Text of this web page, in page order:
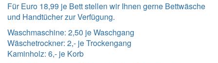
Für Euro 18,99 je Bett stellen wir Ihnen gerne Bettwäsche
und Handtücher zur Verfügung.
Waschmaschine: 2,50 je Waschgang
Wäschetrockner: 2,- je Trockengang
Kaminholz: 6,- je Korb